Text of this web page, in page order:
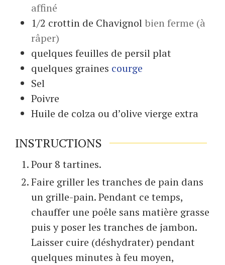
affiné
1/2 crottin de Chavignolbien ferme (à
râper)
quelques feuilles de persil plat
quelques graines courge
Sel
Poivre
Huile de colza ou d’olive vierge extra
INSTRUCTIONS
Pour 8 tartines.
Faire griller les tranches de pain dans
un grille-pain. Pendant ce temps,
chauffer une poêle sans matière grasse
puis y poser les tranches de jambon.
Laisser cuire (déshydrater) pendant
quelques minutes à feu moyen,